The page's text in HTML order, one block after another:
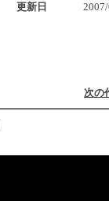
更新日
次の